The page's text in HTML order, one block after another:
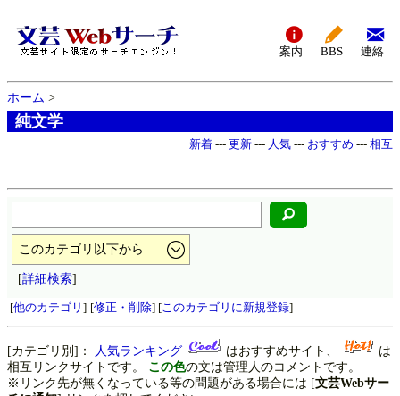
案内 BBS 連絡
ホーム >
純文学
新着 --- 更新 --- 人気 --- おすすめ --- 相互
[詳細検索]
[他のカテゴリ ] [修正・削除] [ このカテゴリに新規登録]
[カテゴリ別]： 人気ランキング はおすすめサイト、
は
相互リンクサイトです。 この色の文は管理人のコメントです。
※リンク先が無くなっている等の問題がある場合には [文芸Webサー